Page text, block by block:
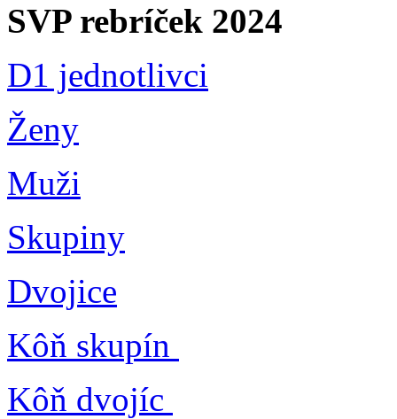
SVP rebríček 2024
D1 jednotlivci
Ženy
Muži
Skupiny
Dvojice
Kôň skupín
Kôň dvojíc